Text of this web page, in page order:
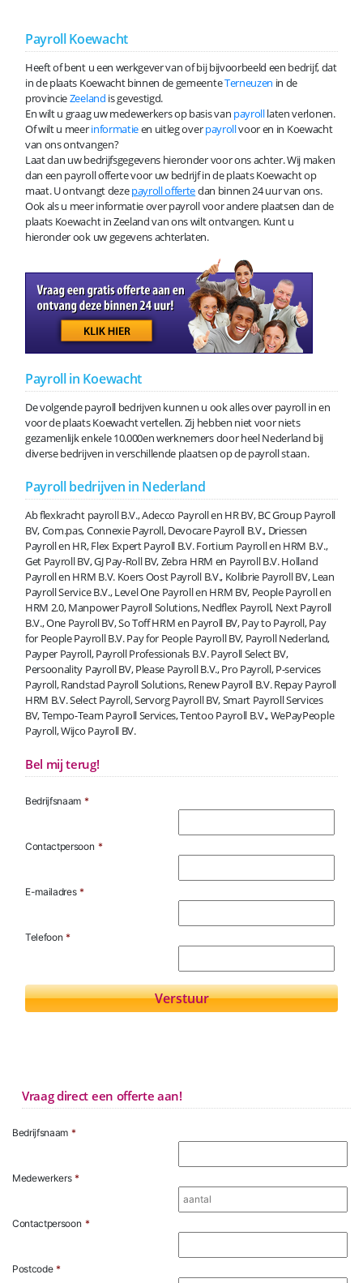
Payroll Koewacht
Heeft of bent u een werkgever van of bij bijvoorbeeld een bedrijf, dat
in de plaats Koewacht binnen de gemeenteTerneuzen in de
provincieZeeland is gevestigd.
En wilt u graag uw medewerkers op basis van payrolllaten verlonen.
Of wilt u meerinformatieen uitleg overpayrollvoor en in Koewacht
van ons ontvangen?
Laat dan uw bedrijfsgegevens hieronder voor ons achter. Wij maken
dan een payroll offerte voor uw bedrijf in de plaats Koewacht op
maat. U ontvangt dezepayroll offertedan binnen 24 uur van ons.
Ook als u meer informatie over payroll voor andere plaatsen dan de
plaats Koewacht in Zeeland van ons wilt ontvangen. Kunt u
hieronder ook uw gegevens achterlaten.
Payroll in Koewacht
De volgende payroll bedrijven kunnen u ook alles over payroll in en
voor de plaats Koewacht vertellen. Zij hebben niet voor niets
gezamenlijk enkele 10.000en werknemers door heel Nederland bij
diverse bedrijven in verschillende plaatsen op de payroll staan.
Payroll bedrijven in Nederland
Ab flexkracht payroll B.V., Adecco Payroll en HR BV, BC Group Payroll
BV, Com.pas, Connexie Payroll, Devocare Payroll B.V., Driessen
Payroll en HR, Flex Expert Payroll B.V. Fortium Payroll en HRM B.V.,
Get Payroll BV, GJ Pay-Roll BV, Zebra HRM en Payroll B.V. Holland
Payroll en HRM B.V. Koers Oost Payroll B.V., Kolibrie Payroll BV, Lean
Payroll Service B.V., Level One Payroll en HRM BV, People Payroll en
HRM 2.0, Manpower Payroll Solutions, Nedflex Payroll, Next Payroll
B.V., One Payroll BV, So Toff HRM en Payroll BV, Pay to Payroll, Pay
for People Payroll B.V. Pay for People Payroll BV, Payroll Nederland,
Payper Payroll, Payroll Professionals B.V. Payroll Select BV,
Persoonality Payroll BV, Please Payroll B.V., Pro Payroll, P-services
Payroll, Randstad Payroll Solutions, Renew Payroll B.V. Repay Payroll
HRM B.V. Select Payroll, Servorg Payroll BV, Smart Payroll Services
BV, Tempo-Team Payroll Services, Tentoo Payroll B.V., WePayPeople
Payroll, Wijco Payroll BV.
Bel mij terug!
Bedrijfsnaam *
Contactpersoon *
E-mailadres *
Telefoon *
Vraag direct een offerte aan!
Bedrijfsnaam *
Medewerkers *
Contactpersoon *
Postcode *